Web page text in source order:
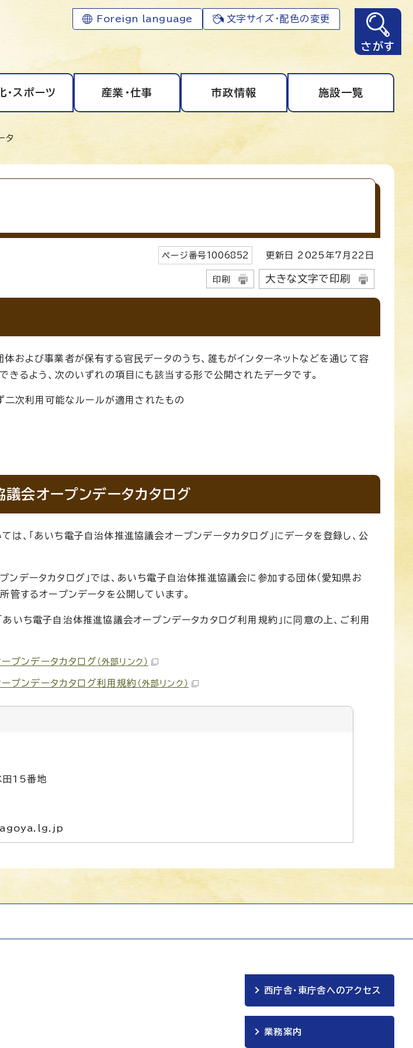
Foreign language 文字サイズ・配色の変更
さがす
・スポーツ 産業・仕事 市政情報 施設一覧
タ
ページ番号1006852 更新日 2025 年7月 22 日
印刷 大きな文字で印刷
体および事業者が保有する官民データのうち、誰もがインターネットなどを通じて容
できるよう、次のいずれの項目にも該当する形で公開されたデータです。
二次利用可能なルールが適用されたもの
会オープンデータカタログ
は、「あいち電子自治体推進協議会オープンデータカタログ」にデータを登録し、公
ンデータカタログ」では、あいち電子自治体推進協議会に参加する団体（愛知県お
管するオープンデータを公開しています。
あいち電子自治体推進協議会オープンデータカタログ利用規約」に同意の上、ご利用
プンデータカタログ （外部リンク）
プンデータカタログ利用規約 （外部リンク）
田15番地
西庁舎・東庁舎へのアクセス
業務案内